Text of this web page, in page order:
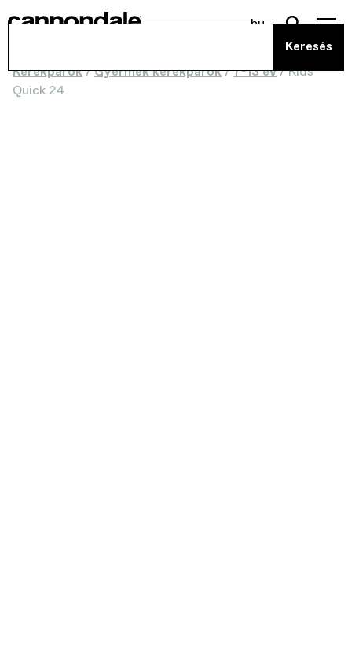
hu
Kerékpárok/Gyermek kerékpárok/7-13 év/Kids
Quick 24